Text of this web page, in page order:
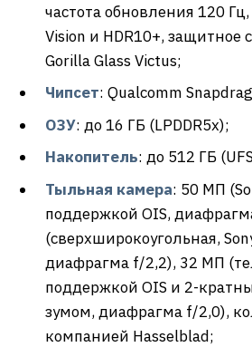
частота обновления 120
Vision и HDR10+, защитное
Gorilla Glass Victus;
Чипсет: Qualcomm
ОЗУ: до 16 ГБ (LPDDR5x);
Накопитель: до 512 ГБ
Тыльная камера: 50 МП
поддержкой OIS,
(сверхширокоугольная,
диафрагма f/2,2), 32 МП
поддержкой OIS и 2-
зумом, диафрагма f/2,0),
компанией Hasselblad;